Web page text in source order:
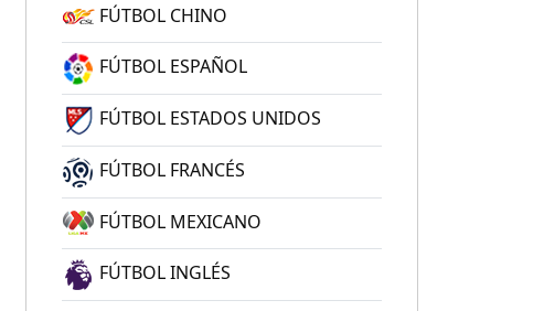
FÚTBOL CHINO
FÚTBOL ESPAÑOL
FÚTBOL ESTADOS UNIDOS
FÚTBOL FRANCÉS
FÚTBOL MEXICANO
FÚTBOL INGLÉS